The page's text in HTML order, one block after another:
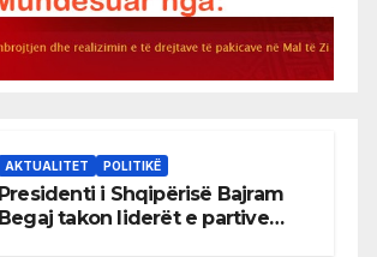
AKTUALITET POLITIKË
Presidenti i Shqipërisë Bajram
Begaj takon liderët e partive